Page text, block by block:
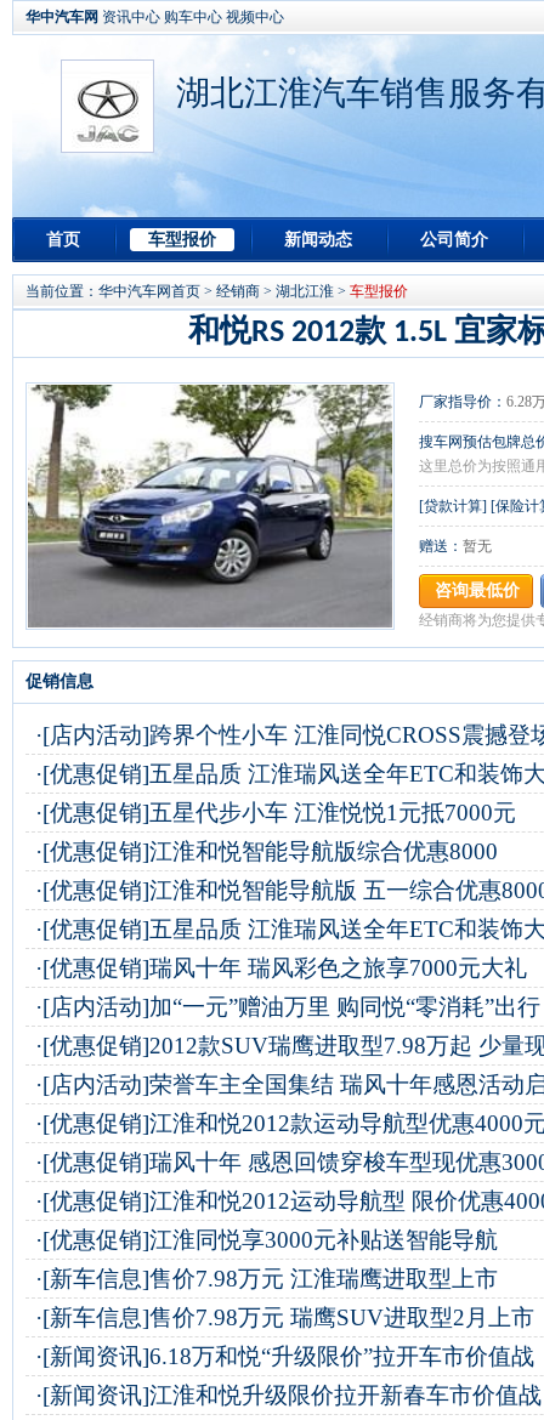
华中汽车网 资讯中心 购车中心 视频中心
湖北江淮汽车销售服务
首页 车型报价 新闻动态 公司简介
当前位置： 华中汽车网首页 > 经销商 > 湖北江淮 > 车型报价
和悦RS 2012款 1.5L 宜家
厂家指导价： 6.28
搜车网预估包牌总
这里总价为按照通
[贷款计算] [保险计
赠送： 暂无
咨询最低价
经销商将为您提供
促销信息
·[店内活动]跨界个性小车 江淮同悦CROSS震撼登
·[优惠促销]五星品质 江淮瑞风送全年ETC和装饰
·[优惠促销]五星代步小车 江淮悦悦1元抵7000元
·[优惠促销]江淮和悦智能导航版综合优惠8000
·[优惠促销]江淮和悦智能导航版 五一综合优惠
·[优惠促销]五星品质 江淮瑞风送全年ETC和装饰
·[优惠促销]瑞风十年 瑞风彩色之旅享7000元大礼
·[店内活动]加“一元”赠油万里 购同悦“零消耗”出行
·[优惠促销]2012款SUV瑞鹰进取型7.98万起 少量
·[店内活动]荣誉车主全国集结 瑞风十年感恩活动
·[优惠促销]江淮和悦2012款运动导航型优惠4000
·[优惠促销]瑞风十年 感恩回馈穿梭车型现优惠
·[优惠促销]江淮和悦2012运动导航型 限价优惠
·[优惠促销]江淮同悦享3000元补贴送智能导航
·[新车信息]售价7.98万元 江淮瑞鹰进取型上市
·[新车信息]售价7.98万元 瑞鹰SUV进取型2月上市
·[新闻资讯]6.18万和悦“升级限价”拉开车市价值战
·[新闻资讯]江淮和悦升级限价拉开新春车市价值战